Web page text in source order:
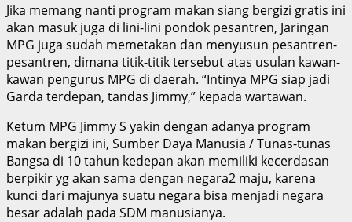
Jika memang nanti program makan siang bergizi gratis ini
akan masuk juga di lini-lini pondok pesantren, Jaringan
MPG juga sudah memetakan dan menyusun pesantren-
pesantren, dimana titik-titik tersebut atas usulan kawan-
kawan pengurus MPG di daerah. “Intinya MPG siap jadi
Garda terdepan, tandas Jimmy,” kepada wartawan.
Ketum MPG Jimmy S yakin dengan adanya program
makan bergizi ini, Sumber Daya Manusia / Tunas-tunas
Bangsa di 10 tahun kedepan akan memiliki kecerdasan
berpikir yg akan sama dengan negara2 maju, karena
kunci dari majunya suatu negara bisa menjadi negara
besar adalah pada SDM manusianya.